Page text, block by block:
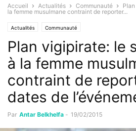
Accueil Actualités Communauté
la femme musulmane contraint de reporter...
Actualités Communauté
Plan vigipirate: le
à la femme
contraint de
dates de
Par Antar Belkhelfa - 19/02/2015